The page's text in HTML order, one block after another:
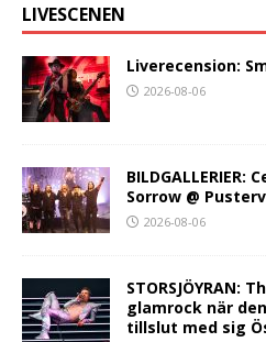
LIVESCENEN
Liverecension:
2026-08-06
BILDGALLERIER:
Sorrow @
2026-08-06
STORSJÖYRAN:
glamrock när
tillslut med sig